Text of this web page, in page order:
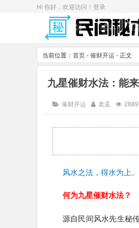
Hi 你好，欢迎访问！ 登录
当前位置： 首页-催财开运 - 正文
九星催财水法：能
催财开运 老孟
风水之法，得水为上
何为九星催财水法？
源自民间风水先生秘